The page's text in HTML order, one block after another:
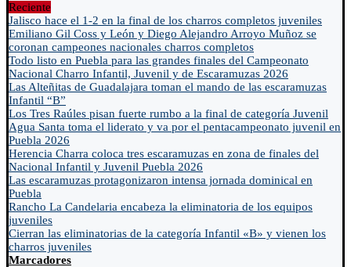
Reciente
Jalisco hace el 1-2 en la final de los charros completos juveniles
Emiliano Gil Coss y León y Diego Alejandro Arroyo Muñoz se
coronan campeones nacionales charros completos
Todo listo en Puebla para las grandes finales del Campeonato
Nacional Charro Infantil, Juvenil y de Escaramuzas 2026
Las Alteñitas de Guadalajara toman el mando de las escaramuzas
Infantil “B”
Los Tres Raúles pisan fuerte rumbo a la final de categoría Juvenil
Agua Santa toma el liderato y va por el pentacampeonato juvenil en
Puebla 2026
Herencia Charra coloca tres escaramuzas en zona de finales del
Nacional Infantil y Juvenil Puebla 2026
Las escaramuzas protagonizaron intensa jornada dominical en
Puebla
Rancho La Candelaria encabeza la eliminatoria de los equipos
juveniles
Cierran las eliminatorias de la categoría Infantil «B» y vienen los
charros juveniles
Marcadores